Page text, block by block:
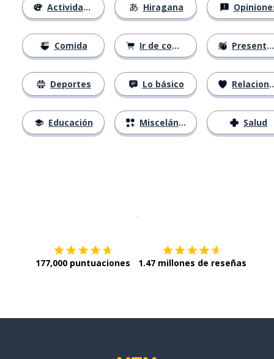
Actividades
Comida
Deportes
Educación
Hiragana
Ir de compras
Lo básico
Misceláneo
Presentándose
Relaciones
Salud
177,000 puntuaciones 1.47 millones de reseñas